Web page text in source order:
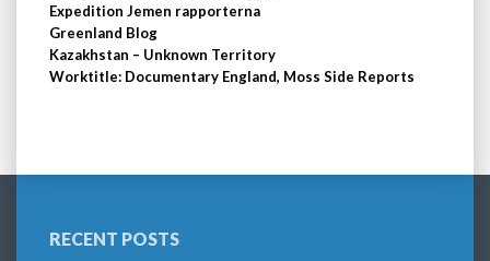
Expedition Jemen rapporterna
Greenland Blog
Kazakhstan – Unknown Territory
Worktitle: Documentary England, Moss Side Reports
RECENT POSTS